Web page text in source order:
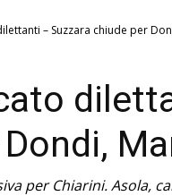
– Suzzara chiude per
per Chiarini. Asola,